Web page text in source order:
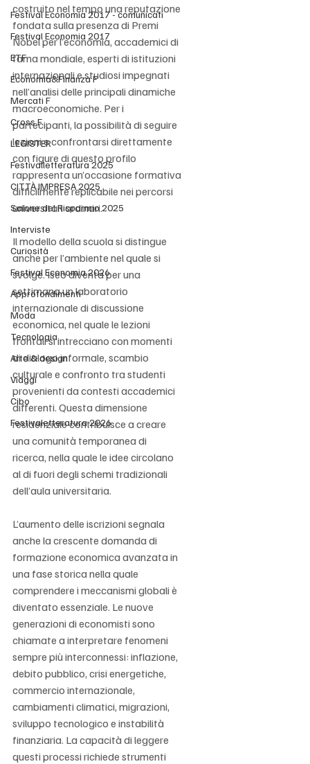
Festival Economia 2017 - comunicati
Festival Economia 2017
ETF
Economia&Finanza F
Mercati F
Cross F
LEGISTER
Festivalletteratura 2025
CITTÀ IMPRESA 2025
Salone del Risparmio 2025
Interviste
Curiosità
Festival Economia 2026
Approfondimenti
Moda
Tecnologia
Arte & design
Viaggi
Cibo
Festivaletteratura 2026
costruito nel tempo una reputazione
fondata sulla presenza di Premi
Nobel per l’economia, accademici di
fama mondiale, esperti di istituzioni
internazionali e studiosi impegnati
nell’analisi delle principali dinamiche
macroeconomiche. Per i
partecipanti, la possibilità di seguire
lezioni e confrontarsi direttamente
con figure di questo profilo
rappresenta un’occasione formativa
difficilmente replicabile nei percorsi
universitari ordinari.
Il modello della scuola si distingue
anche per l’ambiente nel quale si
svolge. Iseo diventa per una
settimana un laboratorio
internazionale di discussione
economica, nel quale le lezioni
frontali si intrecciano con momenti
di dialogo informale, scambio
culturale e confronto tra studenti
provenienti da contesti accademici
differenti. Questa dimensione
residenziale contribuisce a creare
una comunità temporanea di
ricerca, nella quale le idee circolano
al di fuori degli schemi tradizionali
dell’aula universitaria.
L’aumento delle iscrizioni segnala
anche la crescente domanda di
formazione economica avanzata in
una fase storica nella quale
comprendere i meccanismi globali è
diventato essenziale. Le nuove
generazioni di economisti sono
chiamate a interpretare fenomeni
sempre più interconnessi: inflazione,
debito pubblico, crisi energetiche,
commercio internazionale,
cambiamenti climatici, migrazioni,
sviluppo tecnologico e instabilità
finanziaria. La capacità di leggere
questi processi richiede strumenti